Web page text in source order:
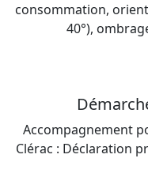
consommation,
40°),
Accompagnement
Clérac : Déclaration